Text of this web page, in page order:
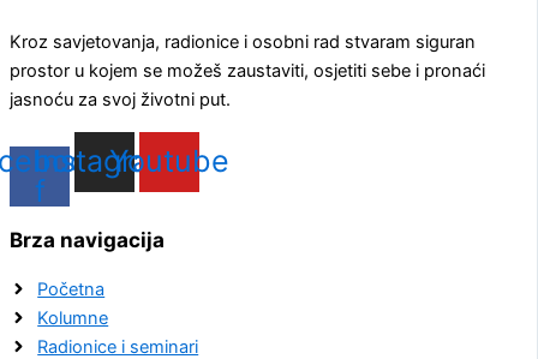
Kroz savjetovanja, radionice i osobni rad stvaram siguran
prostor u kojem se možeš zaustaviti, osjetiti sebe i pronaći
jasnoću za svoj životni put.
f
Instagram
Youtube
Brza navigacija
Početna
Kolumne
Radionice i seminari